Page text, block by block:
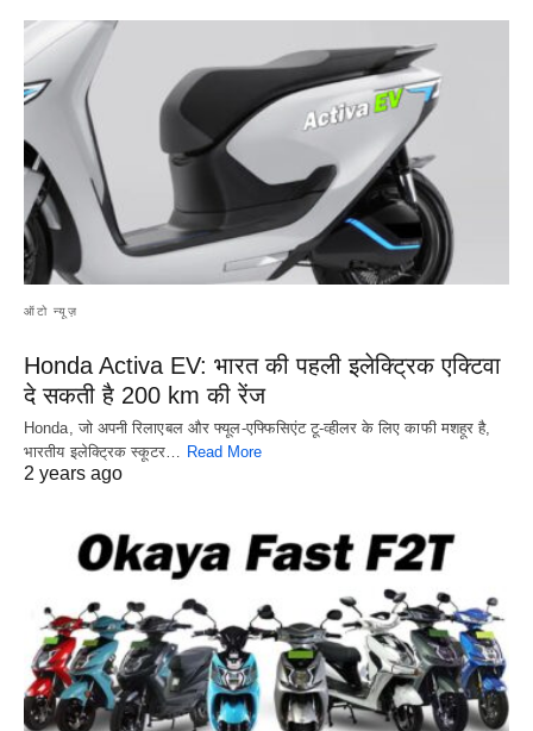
ऑटो न्यूज़
Honda Activa EV: भारत की पहली इलेक्ट्रिक एक्टिवा
दे सकती है 200 km की रेंज
Honda, जो अपनी रिलाएबल और फ्यूल-एफ्फिसिएंट टू-व्हीलर के लिए काफी मशहूर है,
भारतीय इलेक्ट्रिक स्कूटर…
Read More
2 years ago